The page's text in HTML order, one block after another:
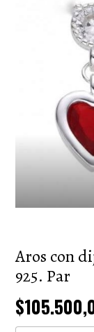
Aros con
925. Par